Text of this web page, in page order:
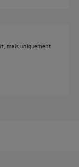
mais uniquement